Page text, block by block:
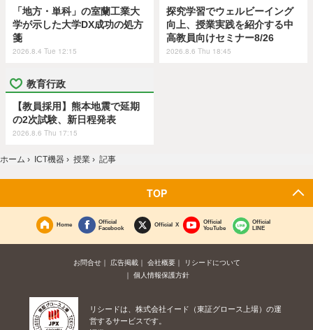
「地方・単科」の室蘭工業大
学が示した大学DX成功の処方
箋
2026.8.4 Tue 12:15
探究学習でウェルビーイング
向上、授業実践を紹介する中
高教員向けセミナー8/26
2026.8.6 Thu 18:45
教育行政
【教員採用】熊本地震で延期
の2次試験、新日程発表
2026.8.6 Thu 17:15
ホーム › ICT機器 › 授業 › 記事
TOP
Home
Official
Facebook
Official X
Official
YouTube
Official
LINE
お問合せ 広告掲載 会社概要
リシードについて
個人情報保護方針
リシードは、株式会社イード（東証グロース上場）の運
営するサービスです。